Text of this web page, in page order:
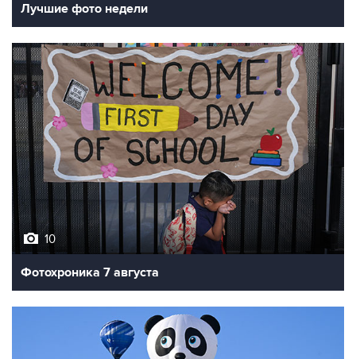
Лучшие фото недели
10
Фотохроника 7 августа